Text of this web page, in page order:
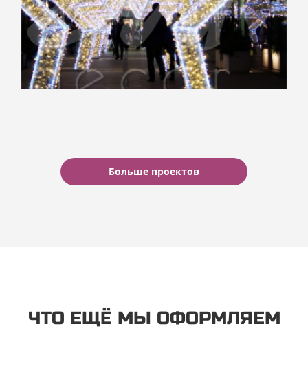
ТЦ “Кунцево Плаза”
Больше проектов
ЧТО ЕЩЁ МЫ ОФОРМЛЯЕМ